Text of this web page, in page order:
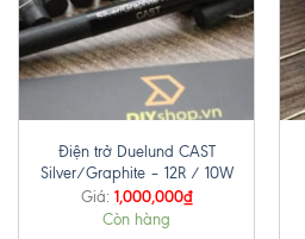
Điện trở Duelund CAST
Silver/Graphite – 12R / 10W
Giá: 1,000,000₫
Còn hàng